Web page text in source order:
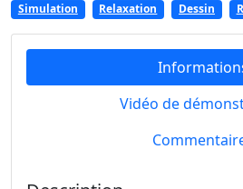
Simulation Relaxation Dessin
Vidéo de